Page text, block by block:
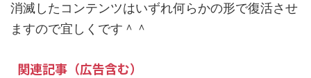
消滅したコンテンツはいずれ何らかの形で復活させ
ますので宜しくです＾＾
関連記事（広告含む）